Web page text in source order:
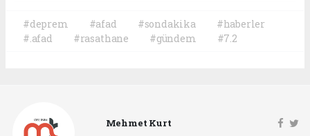
#deprem #afad #sondakika
#haberler
#.afad
#rasathane #gündem #7.2
Mehmet Kurt